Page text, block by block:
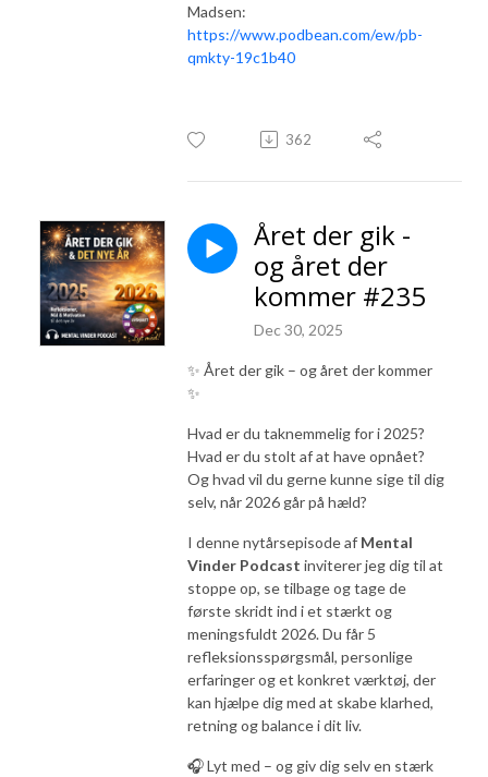
Madsen:
https://www.podbean.com/ew/pb-
qmkty-19c1b40
362
Året der gik -
og året der
kommer #235
Dec 30, 2025
✨ Året der gik – og året der kommer
✨
Hvad er du taknemmelig for i 2025?
Hvad er du stolt af at have opnået?
Og hvad vil du gerne kunne sige til dig
selv, når 2026 går på hæld?
I denne nytårsepisode af Mental
Vinder Podcast inviterer jeg dig til at
stoppe op, se tilbage og tage de
første skridt ind i et stærkt og
meningsfuldt 2026. Du får 5
refleksionsspørgsmål, personlige
erfaringer og et konkret værktøj, der
kan hjælpe dig med at skabe klarhed,
retning og balance i dit liv.
🎧 Lyt med – og giv dig selv en stærk